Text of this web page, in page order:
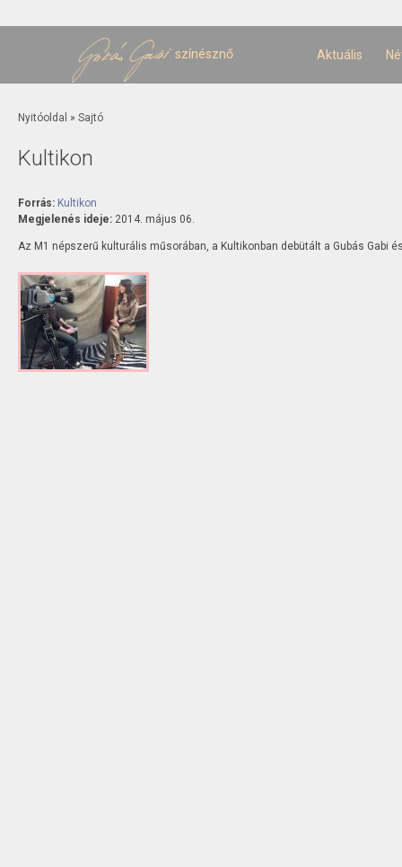
színésznő Aktuális
Jelenlegi hely
Nyitóoldal » Sajtó
Kultikon
Forrás: Kultikon
Megjelenés ideje: 2014. május 06.
Az M1 népszerű kulturális műsorában, a Kultikonban debütált a Gubás Gabi